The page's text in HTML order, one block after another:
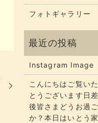
フォトギャラリー
Instagram Image
こんにちはご覧い
とうございます​​​日
後皆さまどうお過
か？​​​本日はいとう